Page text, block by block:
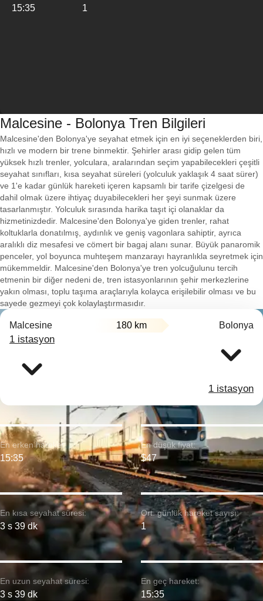
15:35 1
Malcesine - Bolonya Tren Bilgileri
Malcesine'den Bolonya'ye seyahat etmek için en iyi seçeneklerden biri,
hızlı ve modern bir trene binmektir. Şehirler arası gidip gelen tüm
yüksek hızlı trenler, yolculara, aralarından seçim yapabilecekleri çeşitli
seyahat sınıfları, kısa seyahat süreleri (yolculuk yaklaşık 4 saat sürer)
ve 1'e kadar günlük hareketi içeren kapsamlı bir tarife çizelgesi de
dahil olmak üzere ihtiyaç duyabilecekleri her şeyi sunmak üzere
tasarlanmıştır. Yolculuk sırasında harika taşıt içi olanaklar da
hizmetinizdedir. Malcesine'den Bolonya'ye giden trenler, rahat
koltuklarla donatılmış, aydınlık ve geniş vagonlara sahiptir, ayrıca
aralıklı diz mesafesi ve cömert bir bagaj alanı sunar. Büyük panaromik
penceler, yol boyunca muhteşem manzarayı hayranlıkla seyretmek için
mükemmeldir. Malcesine'den Bolonya'ye tren yolcuğulunu tercih
etmenin bir diğer nedeni de, tren istasyonlarının şehir merkezlerine
yakın olması, toplu taşıma araçlarıyla kolayca erişilebilir olması ve bu
sayede gezmeyi çok kolaylaştırmasıdır.
Malcesine 180 km Bolonya
1 istasyon
1 istasyon
En kısa seyahat süresi:
3 s 39 dk
En erken hareket:
15:35
En uzun seyahat süresi:
3 s 39 dk
En düşük fiyat:
$47
Ort. günlük hareket sayısı:
1
En geç hareket:
15:35